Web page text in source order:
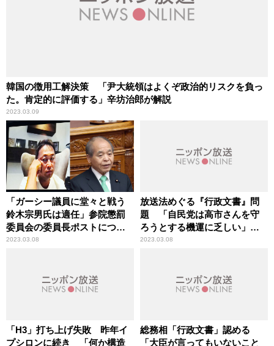
韓国の徴用工解決策 「尹大統領はよくぞ政治的リスクを負っ
た。肯定的に評価する」辛坊治郎が解説
2023.03.09
「ガーシー議員に堂々と戦う
鈴木宗男氏は適任」参院懲罰
委員会の委員長ポストについ
て政治ジャーナリスト・青山
2023.03.08
放送法めぐる『行政文書』問
題 「自民党は高市さんを守
ろうとする機運に乏しい」政
治ジャーナリスト・青山和弘
2023.03.08
「H3」打ち上げ失敗 昨年イ
プシロンに続き 「何か構造
総務相「行政文書」認める
「大臣が言ってもいないこと